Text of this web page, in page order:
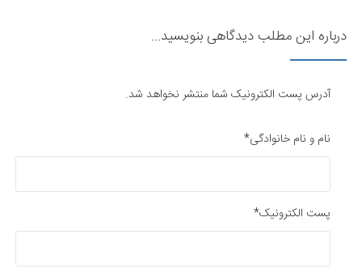
درباره این مطلب دیدگاهی بنویسید...
آدرس پست الکترونیک شما منتشر نخواهد شد.
نام و نام خانوادگی*
پست الکترونیک*